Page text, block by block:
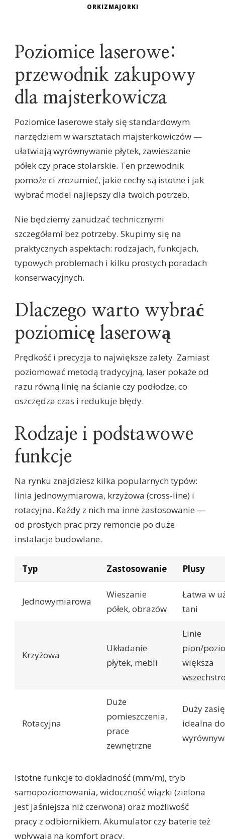
ORKIZMAJORKI
Poziomice laserowe:
przewodnik zakupowy
dla majsterkowicza
Poziomice laserowe stały się standardowym
narzędziem w warsztatach majsterkowiczów —
ułatwiają wyrównywanie płytek, zawieszanie
półek czy prace stolarskie. Ten przewodnik
pomoże ci zrozumieć, jakie cechy są istotne i jak
wybrać model najlepszy dla twoich potrzeb.
Nie będziemy zanudzać technicznymi
szczegółami bez potrzeby. Skupimy się na
praktycznych aspektach: rodzajach, funkcjach,
typowych problemach i kilku prostych poradach
konserwacyjnych.
Dlaczego warto wybrać
poziomicę laserową
Prędkość i precyzja to największe zalety. Zamiast
poziomować metodą tradycyjną, laser pokaże od
razu równą linię na ścianie czy podłodze, co
oszczędza czas i redukuje błędy.
Rodzaje i podstawowe
funkcje
Na rynku znajdziesz kilka popularnych typów:
linia jednowymiarowa, krzyżowa (cross-line) i
rotacyjna. Każdy z nich ma inne zastosowanie —
od prostych prac przy remoncie po duże
instalacje budowlane.
Typ Zastosowanie Plusy
Jednowymiarowa
Wieszanie
półek, obrazów
Łatwa w
tani
Krzyżowa
Układanie
płytek, mebli
Linie
pion/
większa
Rotacyjna
Duże
pomieszczenia,
prace
zewnętrzne
Duży
idealna do
Istotne funkcje to dokładność (mm/m), tryb
samopoziomowania, widoczność wiązki (zielona
jest jaśniejsza niż czerwona) oraz możliwość
pracy z odbiornikiem. Akumulator czy baterie też
wpływają na komfort pracy.